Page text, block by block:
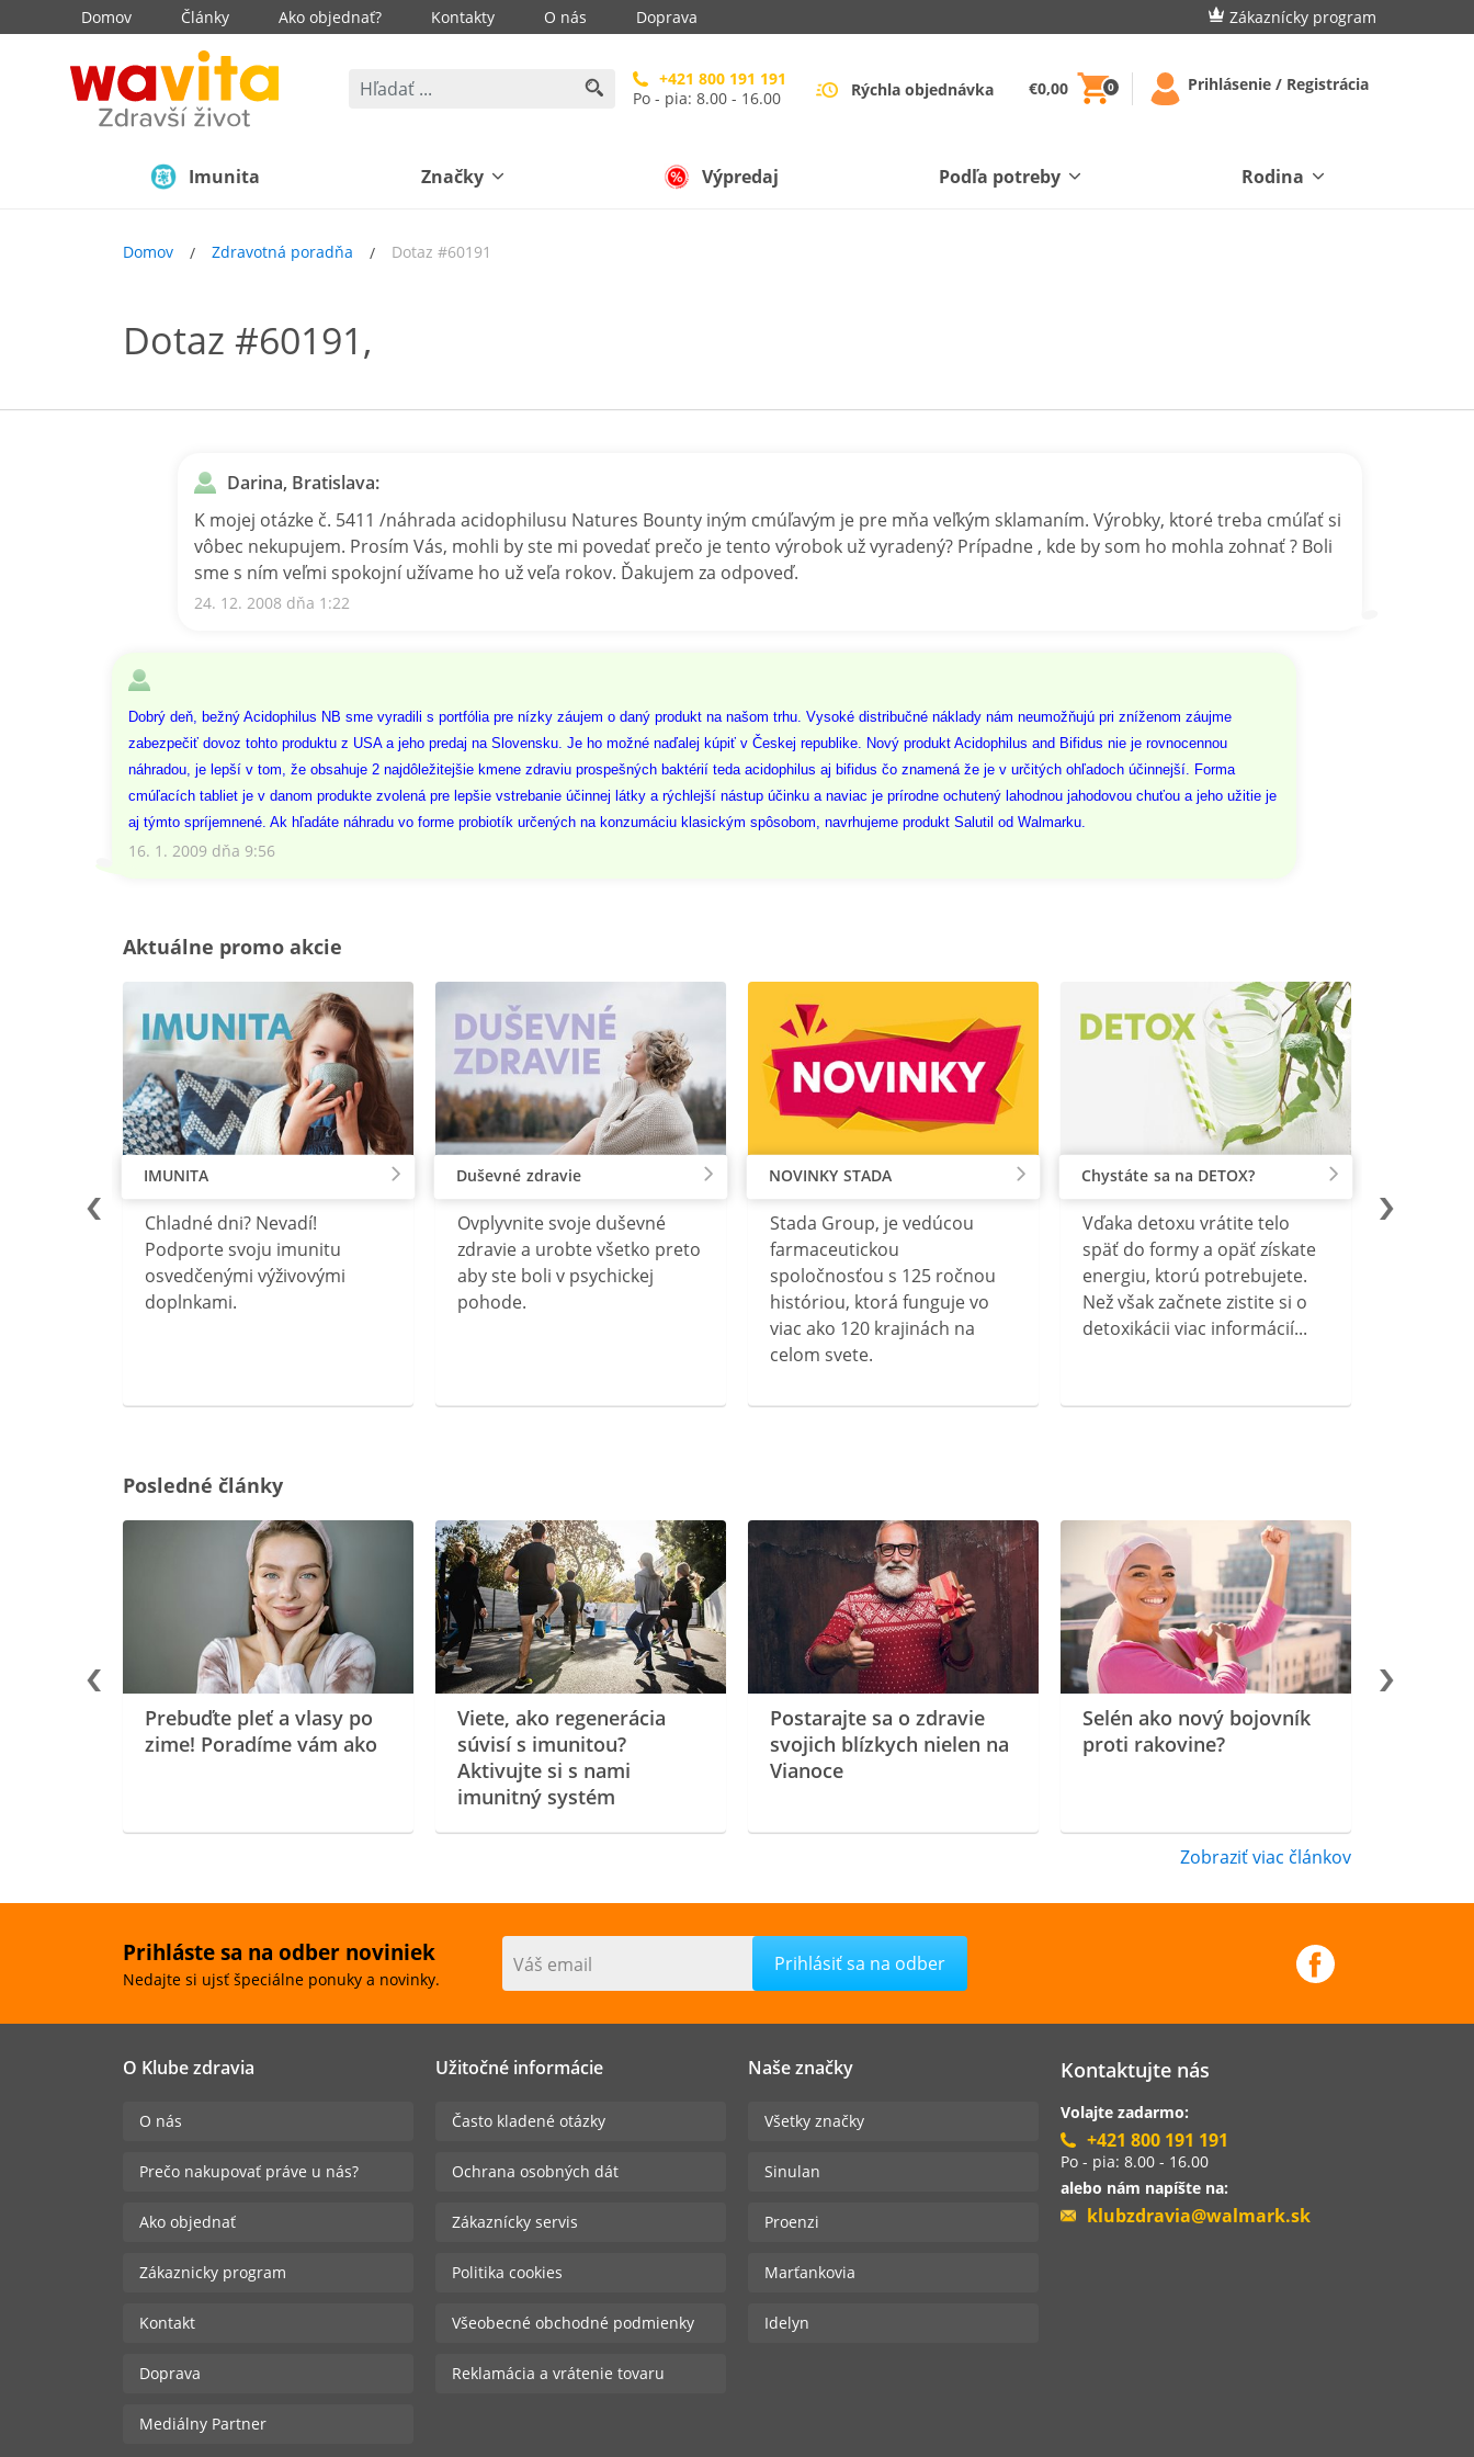
Domov Články Ako objednať? Kontakty O nás Doprava Zákaznícky program
+421 800 191 191
Po - pia: 8.00 - 16.00
Rýchla objednávka €0,00 0 Prihlásenie / Registrácia
Imunita Značky Výpredaj Podľa potreby Rodina
Domov Zdravotná poradňa Dotaz #60191
Dotaz #60191,
Darina, Bratislava:
K mojej otázke č. 5411 /náhrada acidophilusu Natures Bounty iným cmúľavým je pre mňa veľkým sklamaním. Výrobky, ktoré treba cmúľať si
vôbec nekupujem. Prosím Vás, mohli by ste mi povedať prečo je tento výrobok už vyradený? Prípadne , kde by som ho mohla zohnať ? Boli
sme s ním veľmi spokojní užívame ho už veľa rokov. Ďakujem za odpoveď.
24. 12. 2008 dňa 1:22
Dobrý deň, bežný Acidophilus NB sme vyradili s portfólia pre nízky záujem o daný produkt na našom trhu. Vysoké distribučné náklady nám neumožňujú pri zníženom záujme
zabezpečiť dovoz tohto produktu z USA a jeho predaj na Slovensku. Je ho možné naďalej kúpiť v Českej republike. Nový produkt Acidophilus and Bifidus nie je rovnocennou
náhradou, je lepší v tom, že obsahuje 2 najdôležitejšie kmene zdraviu prospešných baktérií teda acidophilus aj bifidus čo znamená že je v určitých ohľadoch účinnejší. Forma
cmúľacích tabliet je v danom produkte zvolená pre lepšie vstrebanie účinnej látky a rýchlejší nástup účinku a naviac je prírodne ochutený lahodnou jahodovou chuťou a jeho užitie je
aj týmto spríjemnené. Ak hľadáte náhradu vo forme probiotík určených na konzumáciu klasickým spôsobom, navrhujeme produkt Salutil od Walmarku.
16. 1. 2009 dňa 9:56
Aktuálne promo akcie
IMUNITA
Chladné dni? Nevadí!
Podporte svoju imunitu
osvedčenými výživovými
doplnkami.
Duševné zdravie
Ovplyvnite svoje duševné
zdravie a urobte všetko preto
aby ste boli v psychickej
pohode.
NOVINKY STADA
Stada Group, je vedúcou
farmaceutickou
spoločnosťou s 125 ročnou
históriou, ktorá funguje vo
viac ako 120 krajinách na
celom svete.
Chystáte sa na DETOX?
Vďaka detoxu vrátite telo
späť do formy a opäť získate
energiu, ktorú potrebujete.
Než však začnete zistite si o
detoxikácii viac informácií...
Posledné články
Prebuďte pleť a vlasy po
zime! Poradíme vám ako
Viete, ako regenerácia
súvisí s imunitou?
Aktivujte si s nami
imunitný systém
Postarajte sa o zdravie
svojich blízkych nielen na
Vianoce
Selén ako nový bojovník
proti rakovine?
Zobraziť viac článkov
Prihláste sa na odber noviniek
Nedajte si ujsť špeciálne ponuky a novinky.
Váš email
O Klube zdravia
O nás
Prečo nakupovať práve u nás?
Ako objednať
Zákaznicky program
Kontakt
Doprava
Mediálny Partner
Užitočné informácie
Často kladené otázky
Ochrana osobných dát
Zákaznícky servis
Politika cookies
Všeobecné obchodné podmienky
Reklamácia a vrátenie tovaru
Naše značky
Všetky značky
Sinulan
Proenzi
Marťankovia
Idelyn
Kontaktujte nás
Volajte zadarmo:
+421 800 191 191
Po - pia: 8.00 - 16.00
alebo nám napíšte na:
klubzdravia@walmark.sk